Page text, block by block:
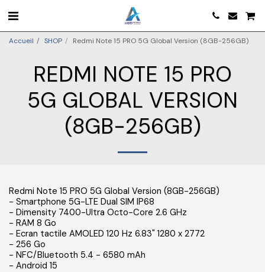
Accueil SHOP Redmi Note 15 PRO 5G Global Version (8GB-256GB)
REDMI NOTE 15 PRO
5G GLOBAL VERSION
(8GB-256GB)
Redmi Note 15 PRO 5G Global Version (8GB-256GB)
- Smartphone 5G-LTE Dual SIM IP68
- Dimensity 7400-Ultra Octo-Core 2.6 GHz
- RAM 8 Go
- Ecran tactile AMOLED 120 Hz 6.83" 1280 x 2772
- 256 Go
- NFC/Bluetooth 5.4 - 6580 mAh
- Android 15